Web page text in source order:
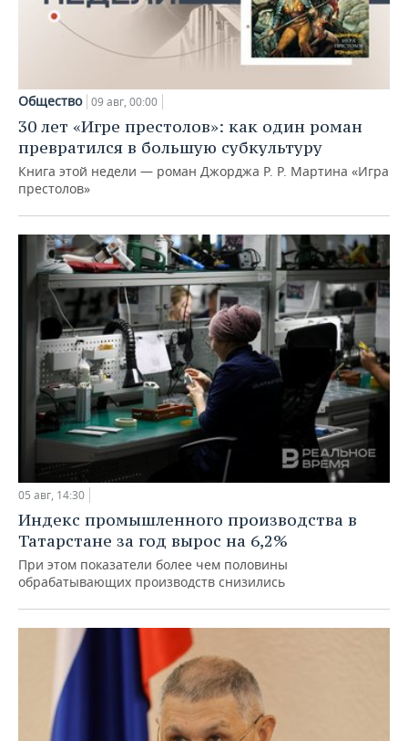
Общество 09 авг, 00:00
30 лет «Игре престолов»: как один роман
превратился в большую субкультуру
Книга этой недели — роман Джорджа Р. Р. Мартина «Игра
престолов»
05 авг, 14:30
Индекс промышленного производства в
Татарстане за год вырос на 6,2%
При этом показатели более чем половины
обрабатывающих производств снизились